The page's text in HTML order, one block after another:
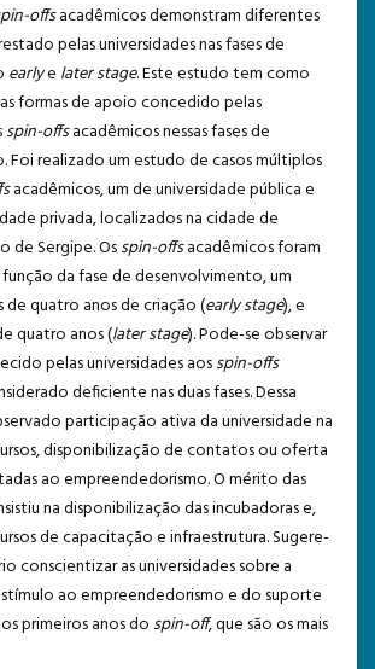
offsacadêmicos demonstram diferentes
pelas universidades nas fases de
earlye later stage. Este estudo tem como
formas de apoio concedido pelas
spin-offsacadêmicos nessas fases de
Foi realizado um estudo de casos múltiplos
acadêmicos, um de universidade pública e
privada, localizados na cidade de
de Sergipe. Osspin-offsacadêmicos foram
da fase de desenvolvimento, um
de quatro anos de criação (early stage), e
quatro anos (later stage). Pode-se observar
pelas universidades aosspin-offs
deficiente nas duas fases. Dessa
participação ativa da universidade na
disponibilização de contatos ou oferta
ao empreendedorismo. O mérito das
na disponibilização das incubadoras e,
de capacitação e infraestrutura. Sugere-
conscientizar as universidades sobre a
ao empreendedorismo e do suporte
primeiros anos do spin-off, que são os mais